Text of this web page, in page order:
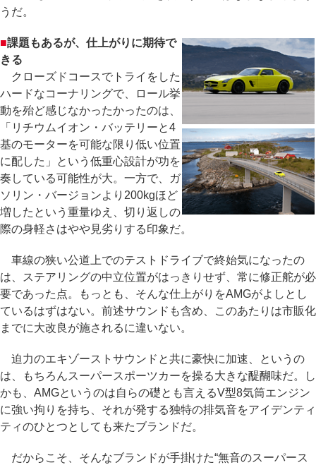
うだ。
■課題もあるが、仕上がりに期待で
きる
クローズドコースでトライをした
ハードなコーナリングで、ロール挙
動を殆ど感じなかったかったのは、
「リチウムイオン・バッテリーと4
基のモーターを可能な限り低い位置
に配した」という低重心設計が功を
奏している可能性が大。一方で、ガ
ソリン・バージョンより200kgほど
増したという重量ゆえ、切り返しの
際の身軽さはやや見劣りする印象だ。
車線の狭い公道上でのテストドライブで終始気になったの
は、ステアリングの中立位置がはっきりせず、常に修正舵が必
要であった点。もっとも、そんな仕上がりをAMGがよしとし
ているはずはない。前述サウンドも含め、このあたりは市販化
までに大改良が施されるに違いない。
迫力のエキゾーストサウンドと共に豪快に加速、というの
は、もちろんスーパースポーツカーを操る大きな醍醐味だ。し
かも、AMGというのは自らの礎とも言えるV型8気筒エンジン
に強い拘りを持ち、それが発する独特の排気音をアイデンティ
ティのひとつとしても来たブランドだ。
だからこそ、そんなブランドが手掛けた“無音のスーパース